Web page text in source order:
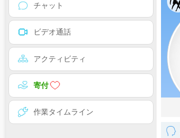
チャット
ビデオ通話
アクティビティ
寄付
作業タイムライン